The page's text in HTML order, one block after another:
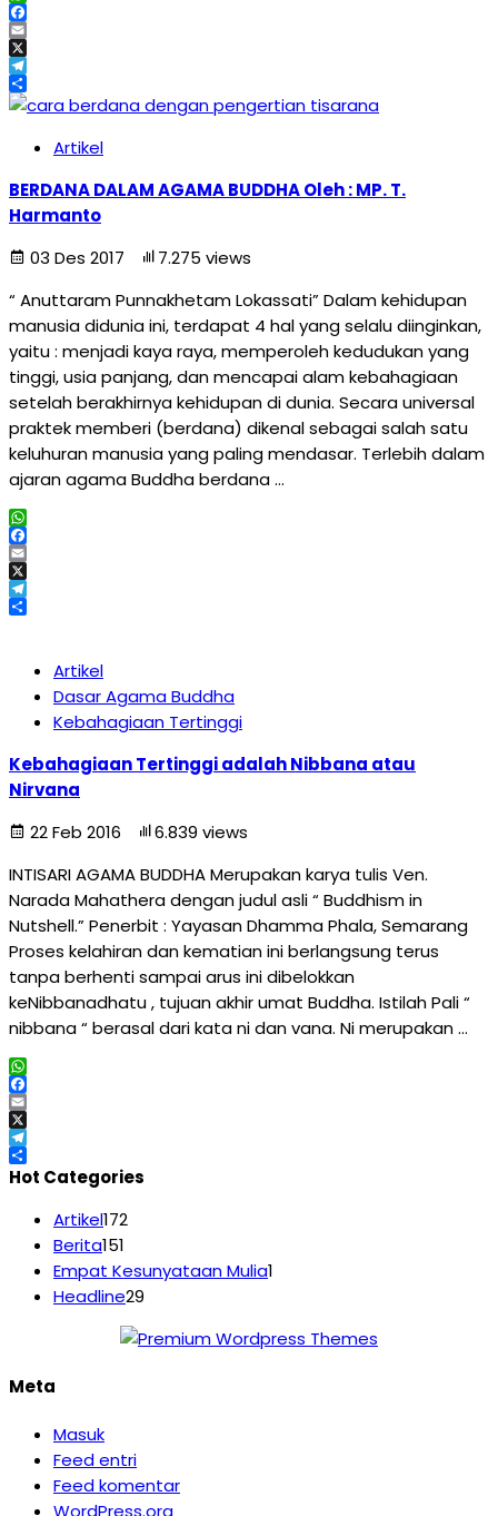
WhatsApp
Facebook
Email
X
Telegram
Share
Artikel
BERDANA DALAM AGAMA BUDDHA Oleh : MP. T.
Harmanto
03 Des 2017
7.275 views
“ Anuttaram Punnakhetam Lokassati” Dalam kehidupan
manusia didunia ini, terdapat 4 hal yang selalu diinginkan,
yaitu : menjadi kaya raya, memperoleh kedudukan yang
tinggi, usia panjang, dan mencapai alam kebahagiaan
setelah berakhirnya kehidupan di dunia. Secara universal
praktek memberi (berdana) dikenal sebagai salah satu
keluhuran manusia yang paling mendasar. Terlebih dalam
ajaran agama Buddha berdana …
WhatsApp
Facebook
Email
X
Telegram
Artikel
Dasar Agama Buddha
Kebahagiaan Tertinggi
Kebahagiaan Tertinggi adalah Nibbana atau
Nirvana
22 Feb 2016
6.839 views
INTISARI AGAMA BUDDHA Merupakan karya tulis Ven.
Narada Mahathera dengan judul asli “ Buddhism in
Nutshell.” Penerbit : Yayasan Dhamma Phala, Semarang
Proses kelahiran dan kematian ini berlangsung terus
tanpa berhenti sampai arus ini dibelokkan
keNibbanadhatu , tujuan akhir umat Buddha. Istilah Pali “
nibbana “ berasal dari kata ni dan vana. Ni merupakan …
WhatsApp
Facebook
Email
X
Telegram
Share
Hot Categories
Artikel172
Berita151
Empat Kesunyataan Mulia1
Headline29
Meta
Masuk
Feed entri
Feed komentar
WordPress.org